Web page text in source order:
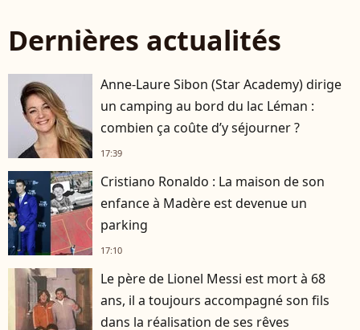
Dernières actualités
Anne-Laure Sibon (Star Academy) dirige
un camping au bord du lac Léman :
combien ça coûte d’y séjourner ?
17:39
Cristiano Ronaldo : La maison de son
enfance à Madère est devenue un
parking
17:10
Le père de Lionel Messi est mort à 68
ans, il a toujours accompagné son fils
dans la réalisation de ses rêves